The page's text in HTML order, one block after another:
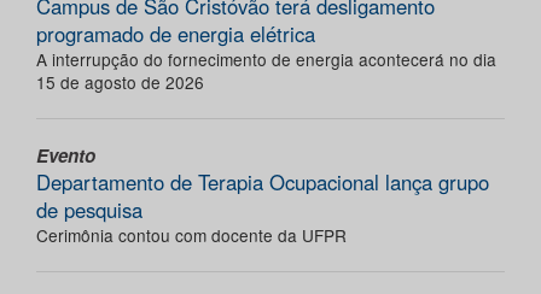
Campus de São Cristóvão terá desligamento
programado de energia elétrica
A interrupção do fornecimento de energia acontecerá no dia
15 de agosto de 2026
Evento
Departamento de Terapia Ocupacional lança grupo
de pesquisa
Cerimônia contou com docente da UFPR